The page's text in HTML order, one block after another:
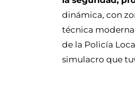
dinámica, con
técnica
de la Policía
simulacro que